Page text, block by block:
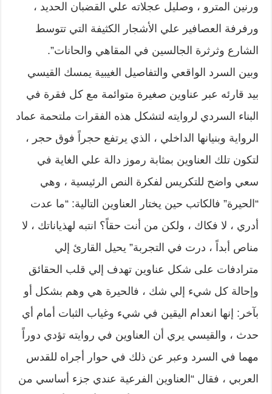
ورنين المترو ، وصليل عجلاته علي القضبان الحديد ،
ورفرفة العصافير علي الأشجار الكثيفة التي تتوسط
الشارع وثرثرة الجالسين في المقاهي والحانات”.
وبين السرد الواقعي والتفاصيل الغيبية يمسك القيسي
بيد قارئه عبر عناوين صغيرة متوائمة مع كل فقرة في
البناء السردي لروايته لتشكل هذه الفقرات ملتحمة عماد
الرواية وبنيانها الداخلي ، الذي يرتفع حجراً فوق حجر ،
لتكون تلك العناوين بمثابة رموز دالة علي الغاية في
سعي واضح للتكريس لفكرة النص الرئيسية ، وهي
“الحيرة” فالكاتب حين يختار العناوين التالية: “ما عدت
أدري ، لا فكاك ، ولكن من أنت حقاً؟ انتبه لهذياناتك ، لا
مناص أبداً ، درت في التجربة” يحيل القارئ إلي
مترادفات على شكل عناوين تهدف إلي قلب الحقائق
وإحالة كل شيء إلي شك ، فالحيرة هي وهم بشكل أو
بآخر: إنها انعدام اليقين في شيء وغياب الثبات أمام أي
حدث ، والقيسي يري أن العناوين في روايته تؤدي دوراً
مهما في السرد وعبر عن ذلك في حوار أجراه للقدس
العربي ، فقال “العناوين الفرعية عندي جزء أساسي من